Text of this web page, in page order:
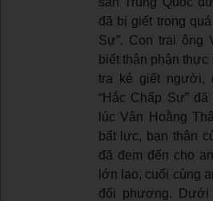
đã bị giết trong
Sự”. Con trai ông
biết thân phận
tra kẻ giết người,
“Hắc Chấp Sự”
lúc Vân Hoằng
bất lực, bạn thân
đã đem đến cho
lớn lao, cuối cùng
đối phương.